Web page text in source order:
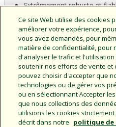
Extrêmement robuste et
polyéthylène haute densité à
Peut être utilisée avec une
CAD & Documents
Ce site Web utilise des cookies
améliorer votre expérience,
vous avez demandés, pour
matière de confidentialité, pour
d'analyser le trafic et
soutenir nos efforts de vente et
pouvez choisir d'accepter que
technologies ou de gérer vos
ou en sélectionnant Accepter
que nous collections des
utilisions les cookies
décrit dans notre politique